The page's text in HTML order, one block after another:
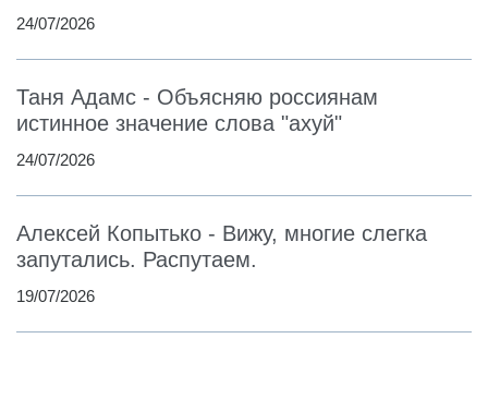
24/07/2026
Таня Адамс - Объясняю россиянам
истинное значение слова "ахуй"
24/07/2026
Алексей Копытько - Вижу, многие слегка
запутались. Распутаем.
19/07/2026